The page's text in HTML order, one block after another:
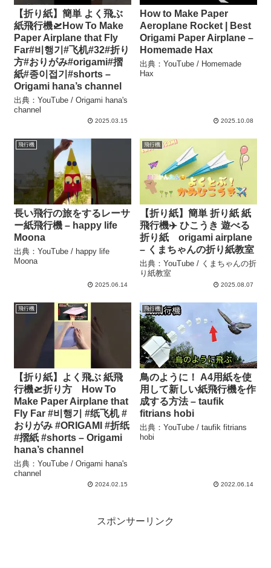
【折り紙】簡単 よく飛ぶ
紙飛行機🛫How To Make
Paper Airplane that Fly
Far#비행기#飞机#32#折り
方#おりがみ#origami#摺
紙#종이접기#shorts –
Origami hana’s channel
出典：YouTube / Origami hana's
channel
2025.03.15
How to Make Paper
Aeroplane Rocket | Best
Origami Paper Airplane –
Homemade Hax
出典：YouTube / Homemade
Hax
2025.10.08
飛行機
長い飛行の旅をするレーサ
ー紙飛行機 – happy life
Moona
出典：YouTube / happy life
Moona
2025.06.14
飛行機
【折り紙】簡単 折り紙 紙
飛行機✈️ ひこうき 遊べる
折り紙 origami airplane
– くまちゃんの折り紙教室
出典：YouTube / くまちゃんの折
り紙教室
2025.08.07
飛行機
【折り紙】よく飛ぶ 紙飛
行機🛫折り方 How To
Make Paper Airplane that
Fly Far #비행기 #纸飞机 #
おりがみ #ORIGAMI #折纸
#摺紙 #shorts – Origami
hana’s channel
出典：YouTube / Origami hana's
channel
2024.02.15
飛行機
鳥のように！ A4用紙を使
用して新しい紙飛行機を作
成する方法 – taufik
fitrians hobi
出典：YouTube / taufik fitrians
hobi
2022.06.14
スポンサーリンク